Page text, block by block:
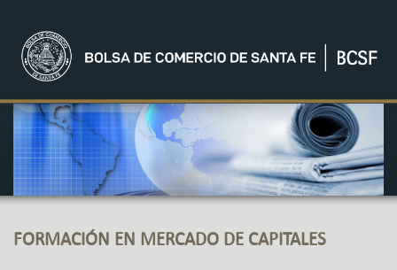
FORMACIÓN EN MERCADO DE CAPITALES